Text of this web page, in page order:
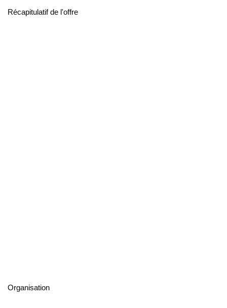
Récapitulatif de l'offre
Organisation